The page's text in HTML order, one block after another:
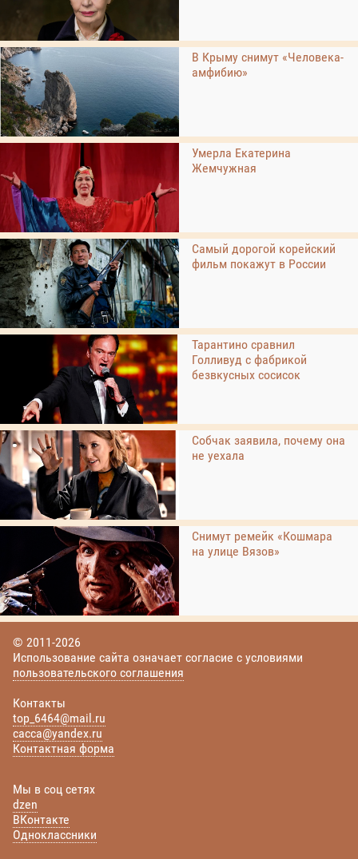
В Крыму снимут «Человека-
амфибию»
Умерла Екатерина
Жемчужная
Самый дорогой корейский
фильм покажут в России
Тарантино сравнил
Голливуд с фабрикой
безвкусных сосисок
Собчак заявила, почему она
не уехала
Снимут ремейк «Кошмара
на улице Вязов»
© 2011-2026
Использование сайта означает согласие с условиями
пользовательского соглашения
Контакты
top_6464@mail.ru
cacca@yandex.ru
Контактная форма
Мы в соц сетях
dzen
ВКонтакте
Одноклассники